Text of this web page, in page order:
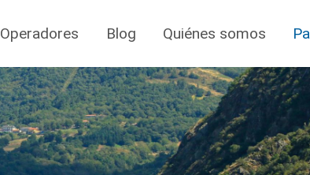
Operadores Blog Quiénes somos